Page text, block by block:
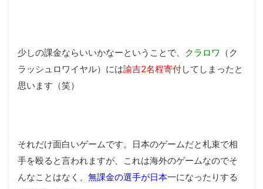
少しの課金ならいいかなーということで、 クラロワ
（ク
ラッシュロワイヤル）には諭吉2名程寄付してしまったと
思います（笑）
それだけ面白いゲームです。日本のゲームだと札束で相
手を殴ると言われますが、これは海外のゲームなのでそ
んなことはなく、 無課金の選手が日本一になったりする